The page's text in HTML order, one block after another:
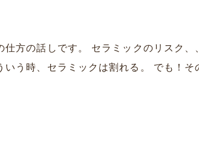
方の話しです。 セラミックのリスク
いう時、セラミックは割れる。 でも！